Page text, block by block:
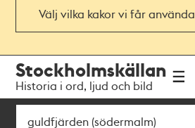
Välj vilka kakor vi får använda
navigationen
huvudinnehållet
Stockholmskällan
Historia i ord, ljud och bild
Sök